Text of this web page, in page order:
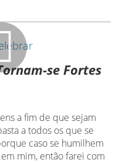
se Fortes
a fim de que sejam
a todos os que se
caso se humilhem
mim, então farei com